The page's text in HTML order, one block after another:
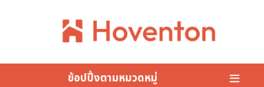
ข้อปปิ้งตามหมวดหมู่